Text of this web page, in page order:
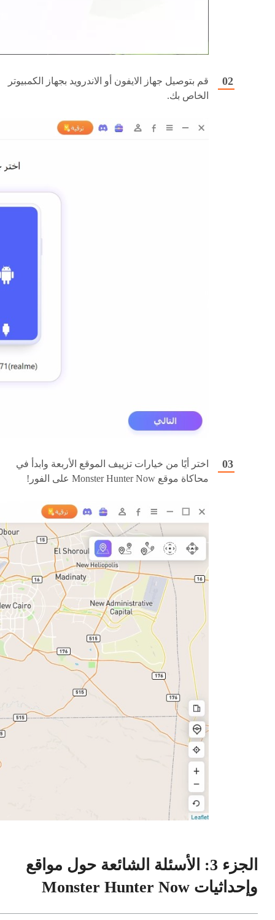
قم بتوصيل جهاز الايفون أو الاندرويد بجهاز الكمبيوتر
الخاص بك.
اختر أيًا من خيارات تزييف الموقع الأربعة وابدأ في
محاكاة موقع Monster Hunter Now على الفور!
الجزء 3: الأسئلة الشائعة حول مواقع
وإحداثيات Monster Hunter Now